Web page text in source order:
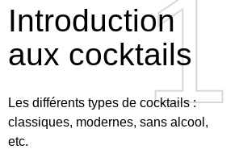
1
1
Introduction
aux cocktails
Les différents types de cocktails :
classiques, modernes, sans alcool,
etc.